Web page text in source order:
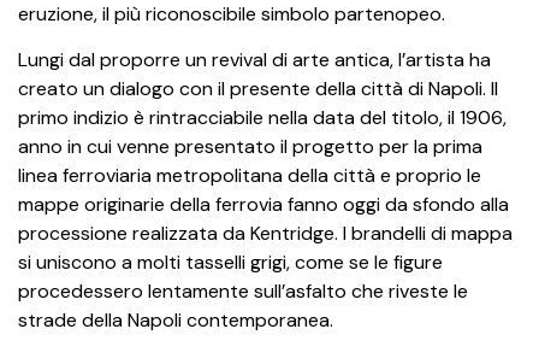
eruzione, il più riconoscibile simbolo partenopeo.
Lungi dal proporre un revival di arte antica, l’artista ha
creato un dialogo con il presente della città di Napoli. Il
primo indizio è rintracciabile nella data del titolo, il 1906,
anno in cui venne presentato il progetto per la prima
linea ferroviaria metropolitana della città e proprio le
mappe originarie della ferrovia fanno oggi da sfondo alla
processione realizzata da Kentridge. I brandelli di mappa
si uniscono a molti tasselli grigi, come se le figure
procedessero lentamente sull’asfalto che riveste le
strade della Napoli contemporanea.